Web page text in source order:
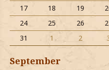
17
18 19
24
25 26
31
1 2
September